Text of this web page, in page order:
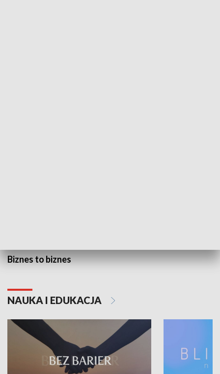
Biznes to biznes
NAUKA I EDUKACJA